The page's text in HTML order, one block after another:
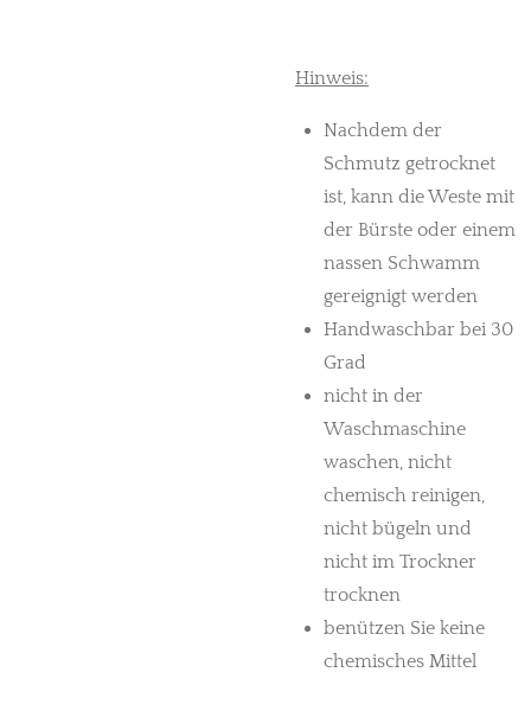
Hinweis:
Nachdem der
Schmutz getrocknet
ist, kann die Weste mit
der Bürste oder einem
nassen Schwamm
gereignigt werden
Handwaschbar bei 30
Grad
nicht in der
Waschmaschine
waschen, nicht
chemisch reinigen,
nicht bügeln und
nicht im Trockner
trocknen
benützen Sie keine
chemisches Mittel